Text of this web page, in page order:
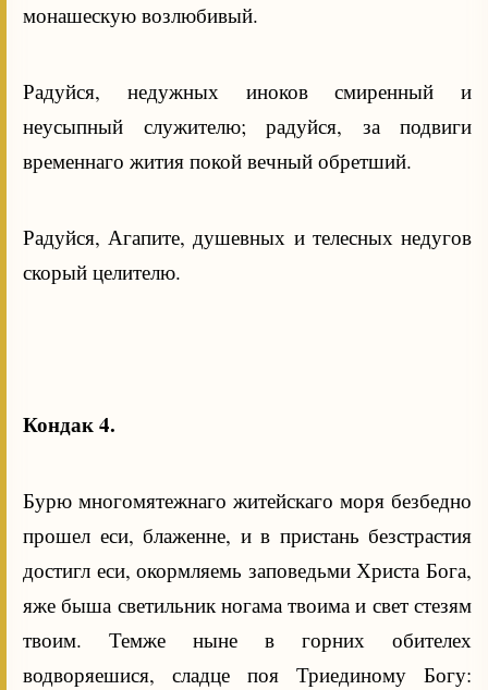
монашескую возлюбивый.
Радуйся, недужных иноков смиренный и
неусыпный служителю; радуйся, за подвиги
временнаго жития покой вечный обретший.
Радуйся, Агапите, душевных и телесных недугов
скорый целителю.
Кондак 4.
Бурю многомятежнаго житейскаго моря безбедно
прошел еси, блаженне, и в пристань безстрастия
достигл еси, окормляемь заповедьми Христа Бога,
яже быша светильник ногама твоима и свет стезям
твоим. Темже ныне в горних обителех
водворяешися, сладце поя Триединому Богу: